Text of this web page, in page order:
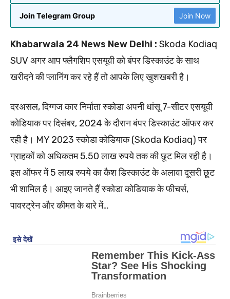
Join Telegram Group Join Now
Khabarwala 24 News New Delhi : Skoda Kodiaq
SUV अगर आप फ्लैगशिप एसयूवी को बंपर डिस्काउंट के साथ
खरीदने की प्लानिंग कर रहे हैं तो आपके लिए खुशखबरी है।
दरअसल, दिग्गज कार निर्माता स्कोडा अपनी धांसू 7-सीटर एसयूवी
कोडियाक पर दिसंबर, 2024 के दौरान बंपर डिस्काउंट ऑफर कर
रही है। MY 2023 स्कोडा कोडियाक (Skoda Kodiaq) पर
ग्राहकों को अधिकतम 5.50 लाख रुपये तक की छूट मिल रही है।
इस ऑफर में 5 लाख रुपये का कैश डिस्काउंट के अलावा दूसरी छूट
भी शामिल है। आइए जानते हैं स्कोडा कोडियाक के फीचर्स,
पावरट्रेन और कीमत के बारे में…